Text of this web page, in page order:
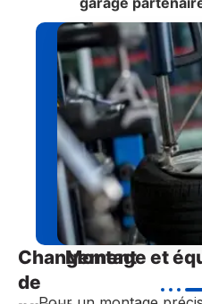
Changement
de
Montage et